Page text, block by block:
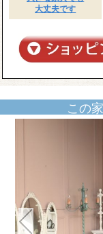
大丈夫です
この